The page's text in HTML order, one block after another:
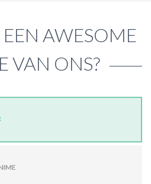
AWESOME
VAN ONS?